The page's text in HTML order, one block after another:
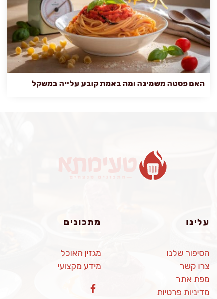
האם פסטה משמינה ומה באמת קובע עלייה במשקל
עלינו
הסיפור שלנו
צרו קשר
מפת אתר
מדיניות פרטיות
מתכונים
מגזין האוכל
מידע מקצועי